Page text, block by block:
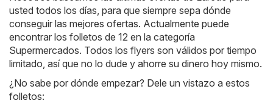
usted todos los días, para que siempre sepa dónde
conseguir las mejores ofertas. Actualmente puede
encontrar los folletos de 12 en la categoría
Supermercados. Todos los flyers son válidos por tiempo
limitado, así que no lo dude y ahorre su dinero hoy mismo.
¿No sabe por dónde empezar? Dele un vistazo a estos
folletos: